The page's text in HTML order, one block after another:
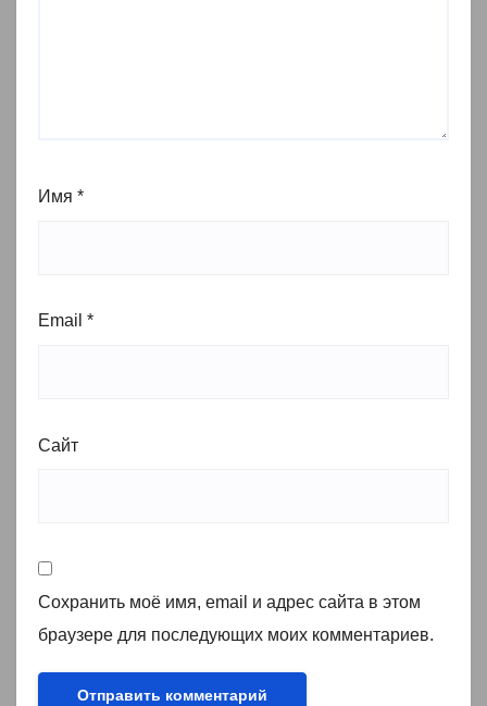
Имя *
Email *
Сайт
Сохранить моё имя, email и адрес сайта в этом
браузере для последующих моих комментариев.